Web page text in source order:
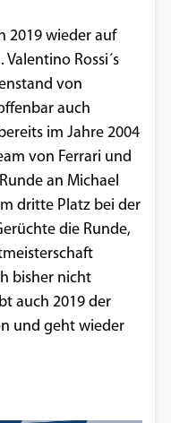
2019 wieder auf
Rossi´s
von
auch
im Jahre 2004
von Ferrari und
an Michael
dritte Platz bei der
die Runde,
bisher nicht
auch 2019 der
und geht wieder